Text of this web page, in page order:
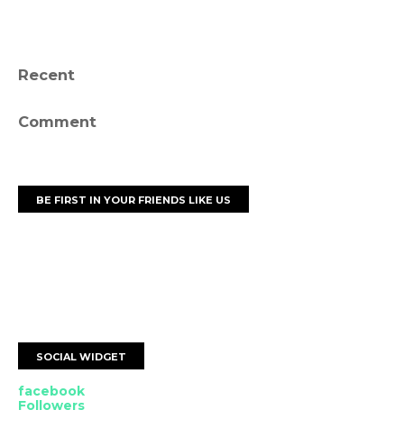
Recent
Comment
BE FIRST IN YOUR FRIENDS LIKE US
SOCIAL WIDGET
facebook
Followers